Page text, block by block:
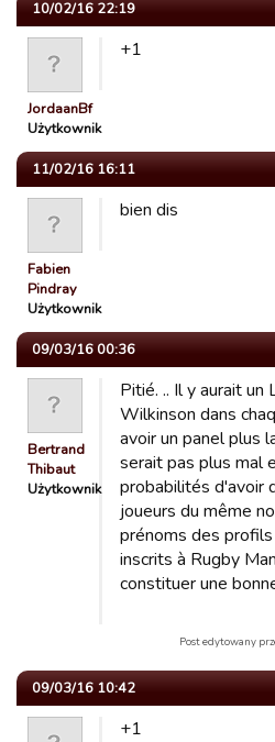
10/02/16 22:19
JordaanBfd
Użytkownik
+1
11/02/16 16:11
Fabien
Pindray
Użytkownik
bien dis
09/03/16 00:36
Bertrand
Thibaut
Użytkownik
Pitié. .. Il y aurait un
Wilkinson dans
avoir un panel plus
serait pas plus mal
probabilités d'avoir
joueurs du même
prénoms des
inscrits à Rugby
constituer une
Post edytowany
09/03/16 10:42
+1